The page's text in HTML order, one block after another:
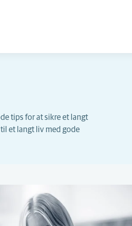
tips for at sikre et langt
et langt liv med gode